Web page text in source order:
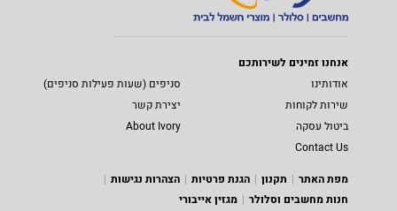
אנחנו זמינים לשירותכם
אודותינו
סניפים (שעות פעילות סניפים)
שירות לקוחות
יצירת קשר
ביטול עסקה
About Ivory
Contact Us
מפת האתר
תקנון הגנת פרטיות
הצהרות נגישות
חנות מחשבים וסלולר
מגזין אייבורי